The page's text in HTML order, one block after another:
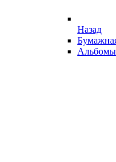
Назад
Альбомы